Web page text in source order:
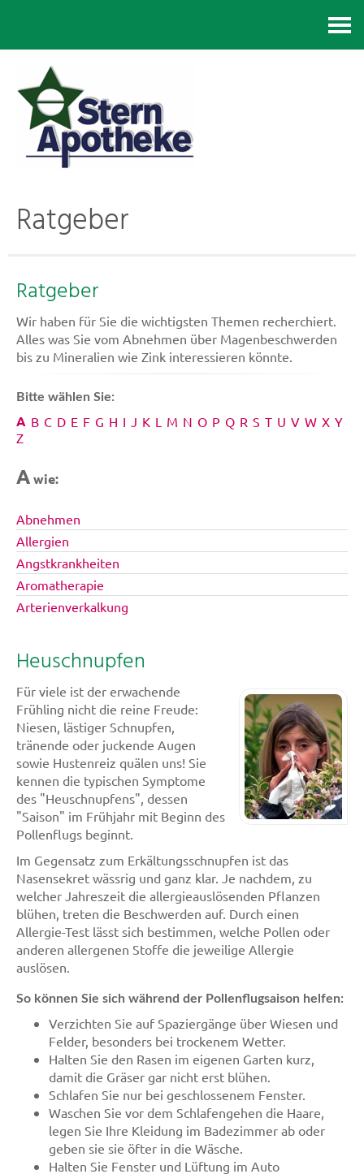
Ratgeber
Ratgeber
Wir haben für Sie die wichtigsten Themen recherchiert.
Alles was Sie vom Abnehmen über Magenbeschwerden
bis zu Mineralien wie Zink interessieren könnte.
Bitte wählen Sie:
A B C D E F G H I J K L M N O P Q R S T U V W X Y
Z
Awie:
Abnehmen
Allergien
Angstkrankheiten
Aromatherapie
Arterienverkalkung
Heuschnupfen
Für viele ist der erwachende
Frühling nicht die reine Freude:
Niesen, lästiger Schnupfen,
tränende oder juckende Augen
sowie Hustenreiz quälen uns! Sie
kennen die typischen Symptome
des "Heuschnupfens", dessen
"Saison" im Frühjahr mit Beginn des
Pollenflugs beginnt.
Im Gegensatz zum Erkältungsschnupfen ist das
Nasensekret wässrig und ganz klar. Je nachdem, zu
welcher Jahreszeit die allergieauslösenden Pflanzen
blühen, treten die Beschwerden auf. Durch einen
Allergie-Test lässt sich bestimmen, welche Pollen oder
anderen allergenen Stoffe die jeweilige Allergie
auslösen.
So können Sie sich während der Pollenflugsaison helfen:
Verzichten Sie auf Spaziergänge über Wiesen und
Felder, besonders bei trockenem Wetter.
Halten Sie den Rasen im eigenen Garten kurz,
damit die Gräser gar nicht erst blühen.
Schlafen Sie nur bei geschlossenem Fenster.
Waschen Sie vor dem Schlafengehen die Haare,
legen Sie Ihre Kleidung im Badezimmer ab oder
geben sie sie öfter in die Wäsche.
Halten Sie Fenster und Lüftung im Auto